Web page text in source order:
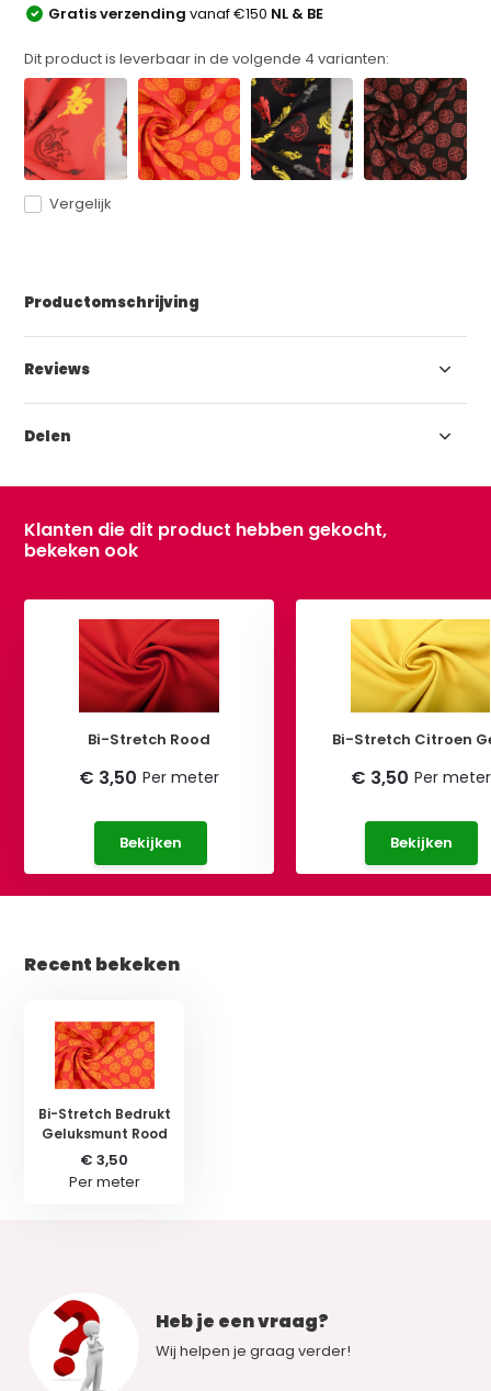
Gratis verzendingvanaf €150 NL & BE
Dit product is leverbaar in de volgende 4 varianten:
Vergelijk
Productomschrijving
Reviews
Delen
Klanten die dit product hebben gekocht,
bekeken ook
Bi-Stretch Rood
€ 3,50 Per meter
Bekijken
Bi-Stretch Citroen
€ 3,50 Per meter
Bekijken
Recent bekeken
Bi-Stretch Bedrukt
Geluksmunt Rood
€ 3,50
Per meter
Heb je een vraag?
Wij helpen je graag verder!